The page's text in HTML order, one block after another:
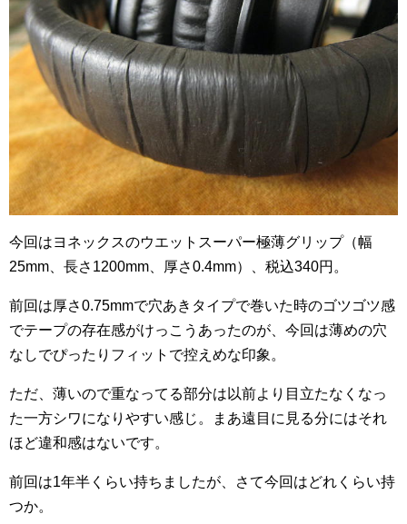
今回はヨネックスのウエットスーパー極薄グリップ（幅
25mm、長さ1200mm、厚さ0.4mm）、税込340円。
前回は厚さ0.75mmで穴あきタイプで巻いた時のゴツゴツ感
でテープの存在感がけっこうあったのが、今回は薄めの穴
なしでぴったりフィットで控えめな印象。
ただ、薄いので重なってる部分は以前より目立たなくなっ
た一方シワになりやすい感じ。まあ遠目に見る分にはそれ
ほど違和感はないです。
前回は1年半くらい持ちましたが、さて今回はどれくらい持
つか。